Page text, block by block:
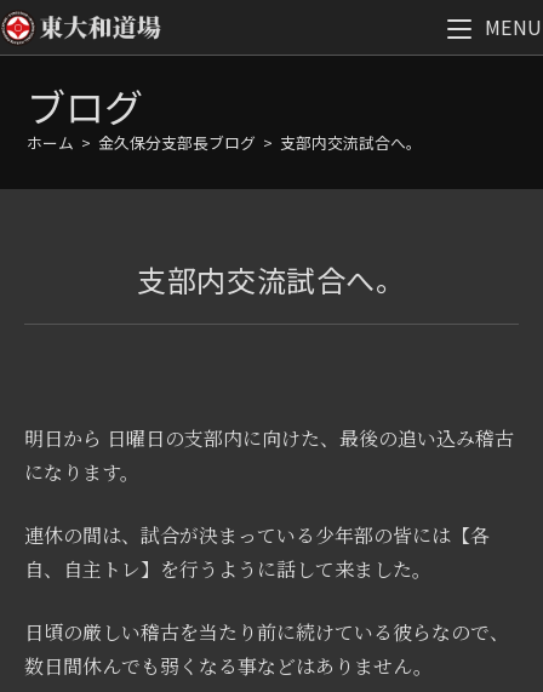
ツ
MENU
ブログ
ホーム > 金久保分支部長ブログ > 支部内交流試合へ。
支部内交流試合へ。
明日から 日曜日の支部内に向けた、最後の追い込み稽古
になります。
連休の間は、試合が決まっている少年部の皆には【各
自、自主トレ】を行うように話して来ました。
日頃の厳しい稽古を当たり前に続けている彼らなので、
数日間休んでも弱くなる事などはありません。